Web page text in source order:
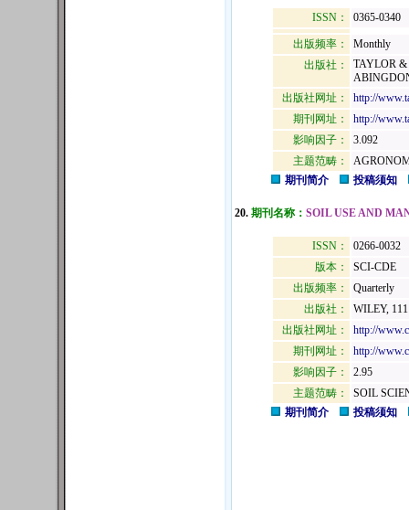
ISSN： 0365-0340
出版频率：
Monthly
出版社：
TAYLOR
出版社网址：
http://
期刊网址：
http://
影响因子：
3.092
主题范畴：
期刊简介
投稿须知
20. 期刊名称： SOIL USE AND
ISSN：
0266-0032
版本：
SCI-CDE
出版频率：
Quarterly
出版社：
WILEY,
出版社网址：
http://
期刊网址：
http://
影响因子：
2.95
主题范畴：
SOIL
期刊简介
投稿须知